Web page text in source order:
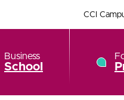
CCI
Business
School